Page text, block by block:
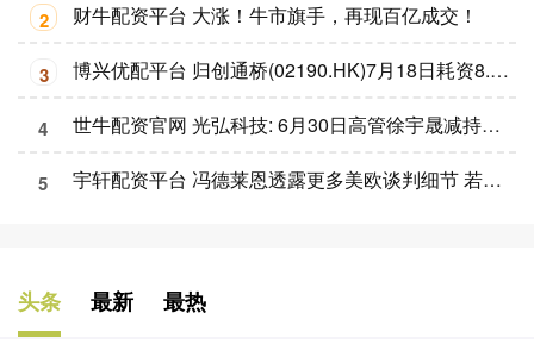
2 财牛配资平台 大涨！牛市旗手，再现百亿成交！
3 博兴优配平台 归创通桥(02190.HK)7月18日耗资8.6万港元回购4000股
4 世牛配资官网 光弘科技: 6月30日高管徐宇晟减持股份合计3万股
5 宇轩配资平台 冯德莱恩透露更多美欧谈判细节 若谈判失败将对美科技巨头征税
头条 最新 最热